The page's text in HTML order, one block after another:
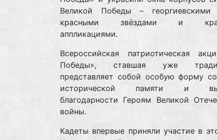
Великой Победы – георгиевскими
красными звёздами и
аппликациями.
Всероссийская патриотическая
Победы», ставшая уже
представляет собой особую форму
исторической памяти и
благодарности Героям Великой
войны.
Кадеты впервые приняли участие в